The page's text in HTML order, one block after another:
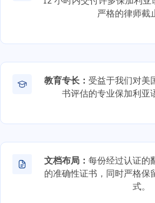
严格的律师截
教育专长： 受益于我们对美
书评估的专业保加利亚
文档布局：每份经过认证的
的准确性证书，同时严格保
式。